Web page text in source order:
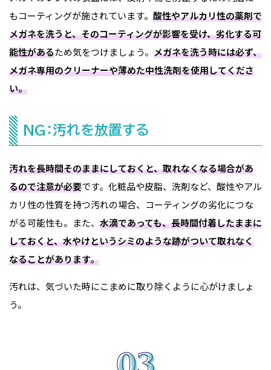
もコーティングが施されています。 酸性やアルカリ性の薬剤で
メガネを洗うと、そのコーティングが影響を受け、劣化する可
能性があるため気をつけましょう。 メガネを洗う時には必ず、
メガネ専用のクリーナーや薄めた中性洗剤を使用してくださ
い。
NG：汚れを放置する
汚れを長時間そのままにしておくと、取れなくなる場合があ
るので注意が必要です。化粧品や皮脂、洗剤など、酸性やアル
カリ性の性質を持つ汚れの場合、コーティングの劣化につな
がる可能性も。また、 水滴であっても、長時間付着したままに
しておくと、水やけというシミのような跡がついて取れなく
なることがあります。
汚れは、気づいた時にこまめに取り除くように心がけましょ
う。